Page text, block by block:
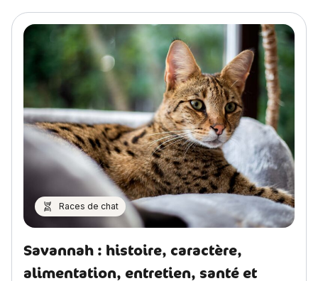
Races de chat
Savannah : histoire, caractère,
alimentation, entretien, santé et